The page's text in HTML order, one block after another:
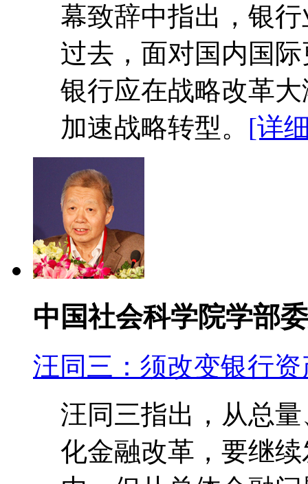
幕致辞中指出，银
过去，面对国内国
银行应在战略改革
加速战略转型。 [详
中国社会科学院学部
汪同三：须改变银行
汪同三指出，从总
化金融改革，要继